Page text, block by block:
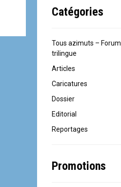
Catégories
Tous azimuts – Forum
trilingue
Articles
Caricatures
Dossier
Editorial
Reportages
Promotions